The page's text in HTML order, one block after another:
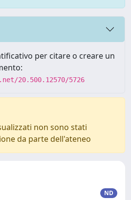
per citare o creare un
20.500.12570/5726
non sono stati
da parte dell'ateneo
ND